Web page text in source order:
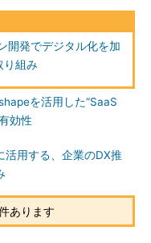
開発でデジタル化を加
り組み
を活用した“SaaS
効性
活用する、企業のDX推
あります